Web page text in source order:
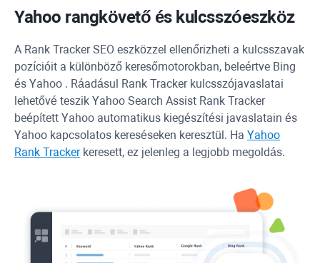
Yahoo rangkövető és kulcsszóeszköz
A Rank TrackerSEO eszközzel ellenőrizheti a kulcsszavak
pozícióit a különböző keresőmotorokban, beleértve Bing
és Yahoo . Ráadásul Rank Trackerkulcsszójavaslatai
lehetővé teszik Yahoo Search Assist Rank Tracker
beépített Yahoo automatikus kiegészítési javaslatain és
Yahoo kapcsolatos kereséseken keresztül. Ha Yahoo
Rank Trackerkeresett, ez jelenleg a legjobb megoldás.